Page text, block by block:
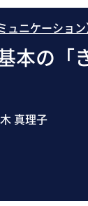
ニケーション
本の「
真理子